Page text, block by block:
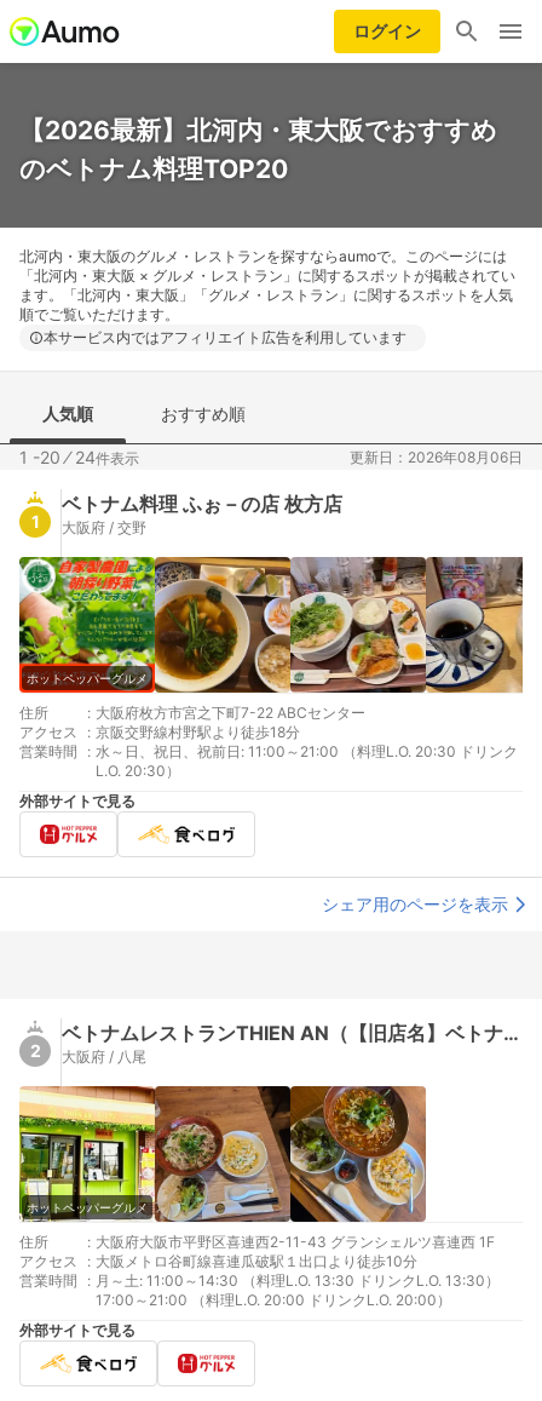
ログイン
【2026最新】北河内・東大阪でおすすめ
のベトナム料理TOP20
北河内・東大阪のグルメ・レストランを探すならaumoで。このページには
「北河内・東大阪 × グルメ・レストラン」に関するスポットが掲載されてい
ます。「北河内・東大阪」「グルメ・レストラン」に関するスポットを人気
順でご覧いただけます。
本サービス内ではアフィリエイト広告を利用しています
人気順 おすすめ順
1 -20 ⁄24件表示 更新日：2026年08月06日
1
ベトナム料理 ふぉ－の店 枚方店
大阪府 / 交野
ホットペッパーグルメ
住所 : 大阪府枚方市宮之下町7-22 ABCセンター
アクセス
: 京阪交野線村野駅より徒歩18分
営業時間
: 水～日、祝日、祝前日: 11:00～21:00 （料理L.O. 20:30 ドリンク
L.O. 20:30）
外部サイトで見る
シェア用のページを表示
2
ベトナムレストランTHIEN AN（【旧店名】ベトナム料理店 THIEN AN）
大阪府 / 八尾
ホットペッパーグルメ
住所 : 大阪府大阪市平野区喜連西2-11-43 グランシェルツ喜連西 1F
アクセス
: 大阪メトロ谷町線喜連瓜破駅１出口より徒歩10分
営業時間
: 月～土: 11:00～14:30 （料理L.O. 13:30 ドリンクL.O. 13:30）
17:00～21:00 （料理L.O. 20:00 ドリンクL.O. 20:00）
外部サイトで見る